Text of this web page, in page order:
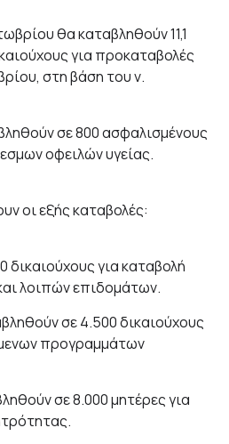
θα καταβληθούν 11,1
για προκαταβολές
στη βάση του ν.
σε 800 ασφαλισμένους
οφειλών υγείας.
οι εξής καταβολές:
δικαιούχους για καταβολή
λοιπών επιδομάτων.
σε 4.500 δικαιούχους
προγραμμάτων
σε 8.000 μητέρες για